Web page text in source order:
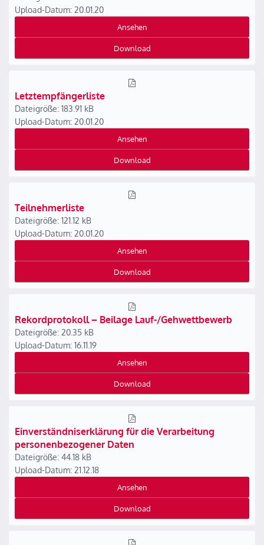
Upload-Datum: 20.01.20
Ansehen
Download
Letztempfängerliste
Dateigröße: 183.91 kB
Upload-Datum: 20.01.20
Ansehen
Download
Teilnehmerliste
Dateigröße: 121.12 kB
Upload-Datum: 20.01.20
Ansehen
Download
Rekordprotokoll – Beilage Lauf-/Gehwettbewerb
Dateigröße: 20.35 kB
Upload-Datum: 16.11.19
Ansehen
Download
Einverständniserklärung für die Verarbeitung
personenbezogener Daten
Dateigröße: 44.18 kB
Upload-Datum: 21.12.18
Ansehen
Download